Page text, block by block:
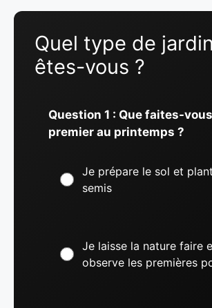
Quel type de
êtes-vous ?
Question 1 : Que faites-
premier au printemps ?
Je prépare le sol et
semis
Je laisse la nature faire
observe les premières